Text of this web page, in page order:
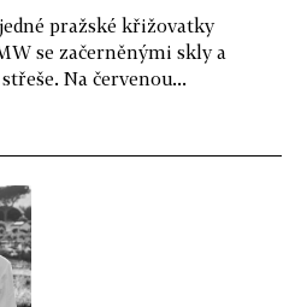
pražské křižovatky
se začerněnými skly a
Na červenou...